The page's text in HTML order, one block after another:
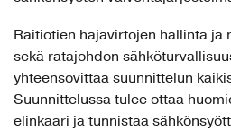
Raitiotien hajavirtojen hallinta ja
sekä ratajohdon
yhteensovittaa suunnittelun
Suunnittelussa tulee ottaa
elinkaari ja tunnistaa